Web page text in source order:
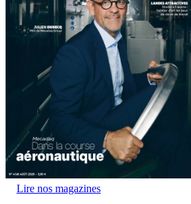
Lire nos magazines